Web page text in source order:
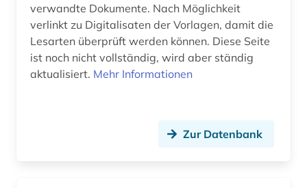
verwandte Dokumente. Nach Möglichkeit
verlinkt zu Digitalisaten der Vorlagen, damit die
Lesarten überprüft werden können. Diese Seite
ist noch nicht vollständig, wird aber ständig
aktualisiert. Mehr Informationen
Zur Datenbank